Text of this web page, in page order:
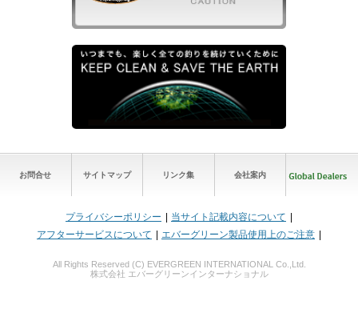
お問合せ サイトマップ リンク集 会社案内
プライバシーポリシー
当サイト記載内容について
アフターサービスについて
エバーグリーン製品使用上のご注意
All Rights Reserved (C) EVERGREEN INTERNATIONAL Co.,Ltd.
株式会社 エバーグリーンインターナショナル